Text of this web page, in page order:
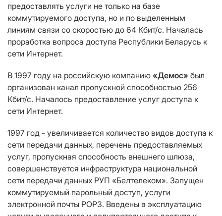
предоставлять услуги не только на базе
коммутируемого доступа, но и по выделенным
линиям связи со скоростью до 64 Кбит/с. Началась
проработка вопроса доступа Республики Беларусь к
сети Интернет.
В 1997 году на российскую компанию «Демос» был
организован канал пропускной способностью 256
Кбит/с. Началось предоставление услуг доступа к
сети Интернет.
1997 год - увеличивается количество видов доступа к
сети передачи данных, перечень предоставляемых
услуг, пропускная способность внешнего шлюза,
совершенствуется инфраструктура национальной
сети передачи данных РУП «Белтелеком». Запущен
коммутируемый парольный доступ, услуги
электронной почты POP3. Введены в эксплуатацию